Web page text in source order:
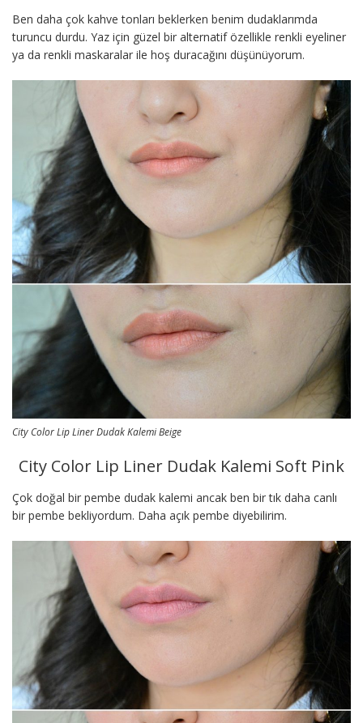
Ben daha çok kahve tonları beklerken benim dudaklarımda
turuncu durdu. Yaz için güzel bir alternatif özellikle renkli eyeliner
ya da renkli maskaralar ile hoş duracağını düşünüyorum.
City Color Lip Liner Dudak Kalemi Beige
City Color Lip Liner Dudak Kalemi Soft Pink
Çok doğal bir pembe dudak kalemi ancak ben bir tık daha canlı
bir pembe bekliyordum. Daha açık pembe diyebilirim.